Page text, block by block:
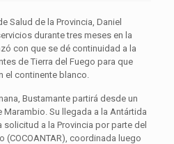
Salud de la Provincia, Daniel
durante tres meses en la
con que se dé continuidad a la
de Tierra del Fuego para que
el continente blanco.
Bustamante partirá desde un
Marambio. Su llegada a la Antártida
solicitud a la Provincia por parte del
(COCOANTAR), coordinada luego